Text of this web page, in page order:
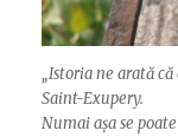
„Istoria ne arată
Saint-Exupery.
Numai așa se